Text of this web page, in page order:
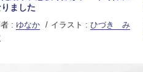
ました
: ゆなか イラスト : ひづき み